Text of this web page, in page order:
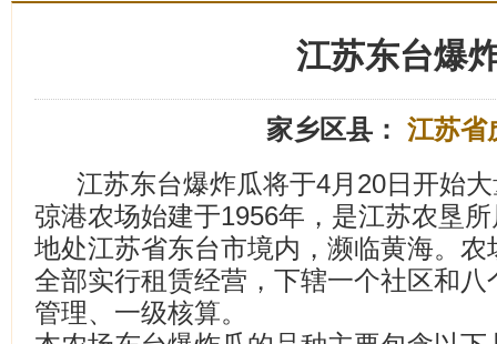
江苏东台爆
家乡区县： 江苏省
江苏东台爆炸瓜将于4月20日开始
弶港农场始建于1956年，是江苏农垦
地处江苏省东台市境内，濒临黄海。
全部实行租赁经营，下辖一个社区和
管理、一级核算。